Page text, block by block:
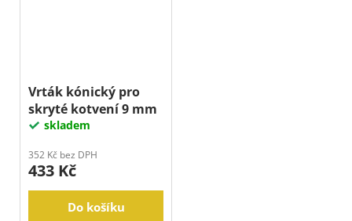
Vrták kónický pro
skryté kotvení 9 mm
skladem
352 Kč bez DPH
433 Kč
Do košíku